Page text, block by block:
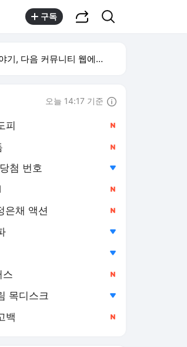
구독
, 다음 커뮤니티 웹에서 보기
오늘 14:17 기준
피
첨 번호
은채 액션
스
목디스크
백